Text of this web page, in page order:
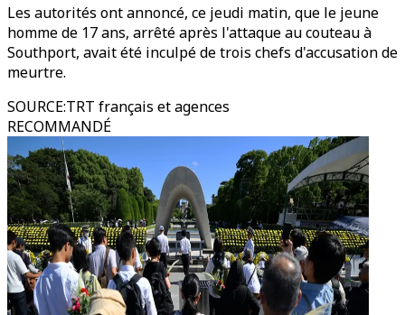
Les autorités ont annoncé, ce jeudi matin, que le jeune
homme de 17 ans, arrêté après l'attaque au couteau à
Southport, avait été inculpé de trois chefs d'accusation de
meurtre.
SOURCE:TRT français et agences
RECOMMANDÉ